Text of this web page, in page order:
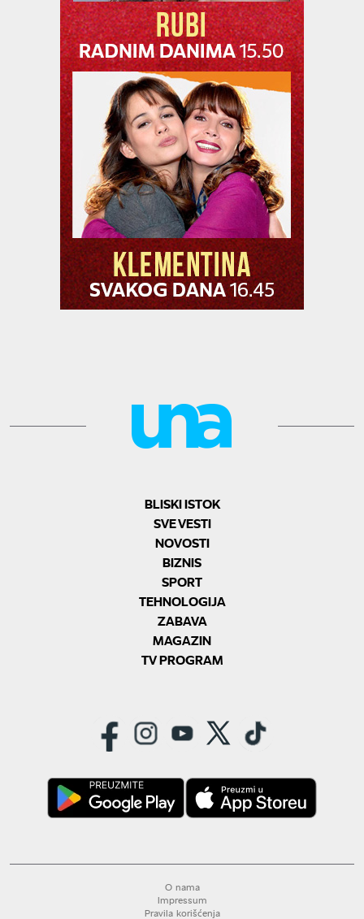
BLISKI ISTOK
SVE VESTI
NOVOSTI
BIZNIS
SPORT
TEHNOLOGIJA
ZABAVA
MAGAZIN
TV PROGRAM
O nama
Impressum
Pravila korišćenja